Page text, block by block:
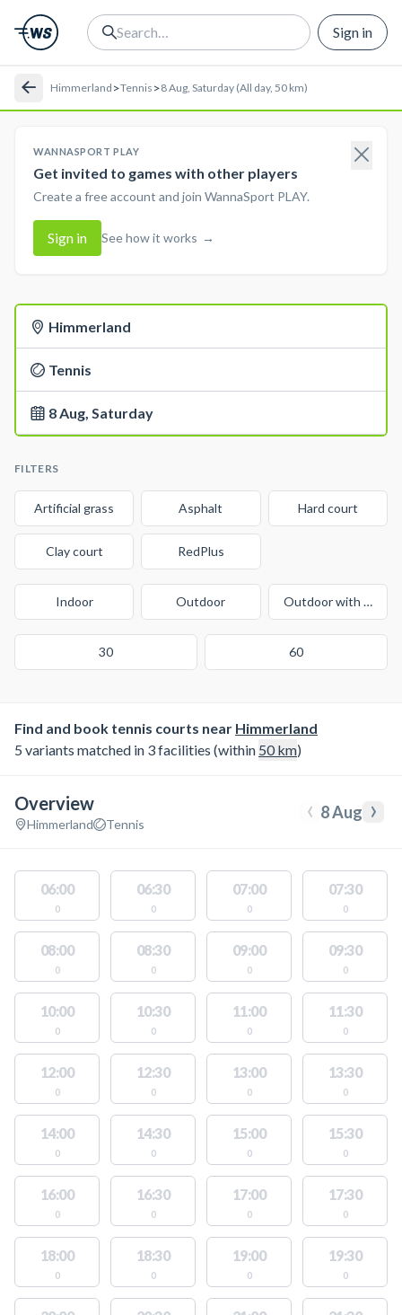
Sign in
Himmerland >Tennis >8 Aug, Saturday (All day, 50 km)
WANNASPORT PLAY
Get invited to games with other players
Create a free account and join WannaSport PLAY.
Sign in See how it works →
Himmerland
Tennis
8 Aug, Saturday
FILTERS
Artificial grass Asphalt Hard court
Clay court RedPlus
Indoor Outdoor Outdoor with cover
30 60
Find and book tennis courts near Himmerland
5 variants matched in 3 facilities (within 50km)
Overview
Himmerland Tennis ‹ 8 Aug ›
06:00
0
06:30
0
07:00
0
07:30
0
08:00
0
08:30
0
09:00
0
09:30
0
10:00
0
10:30
0
11:00
0
11:30
0
12:00
0
12:30
0
13:00
0
13:30
0
14:00
0
14:30
0
15:00
0
15:30
0
16:00
0
16:30
0
17:00
0
17:30
0
18:00
0
18:30
0
19:00
0
19:30
0